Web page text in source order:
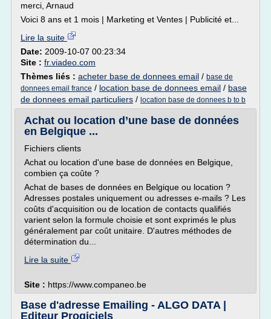
merci, Arnaud
Voici 8 ans et 1 mois | Marketing et Ventes | Publicité et...
Lire la suite
Date: 2009-10-07 00:23:34
Site : fr.viadeo.com
Thèmes liés : acheter base de donnees email / base de
donnees email france / location base de donnees email / base
de donnees email particuliers / location base de donnees b to b
Achat ou location d’une base de données
en Belgique ...
Fichiers clients
Achat ou location d'une base de données en Belgique,
combien ça coûte ?
Achat de bases de données en Belgique ou location ?
Adresses postales uniquement ou adresses e-mails ? Les
coûts d'acquisition ou de location de contacts qualifiés
varient selon la formule choisie et sont exprimés le plus
généralement par coût unitaire. D'autres méthodes de
détermination du...
Lire la suite
Site : https://www.companeo.be
Base d'adresse Emailing - ALGO DATA |
Editeur Progiciels